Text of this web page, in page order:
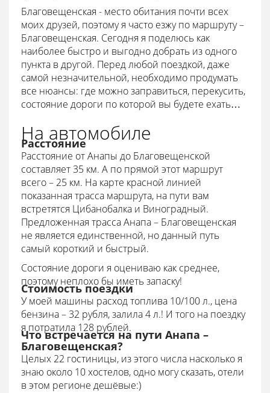
Благовещенская - место обитания почти всех
моих друзей, поэтому я часто езжу по маршруту –
Благовещенская. Сегодня я поделюсь как
наиболее быстро и выгодно добрать из одного
пункта в другой. Перед любой поездкой, даже
самой незначительной, необходимо продумать
все нюансы: где можно заправиться, перекусить,
состояние дороги по которой вы будете ехать…
На автомобиле
Расстояние
Расстояние от Анапы до Благовещенской
составляет 35 км. А по прямой этот маршрут
всего – 25 км. На карте красной линией
показанная трасса маршрута, на пути вам
встретятся Цибанобалка и Виноградный.
Предложенная трасса Анапа – Благовещенская
не является единственной, но данный путь
самый короткий и быстрый.
Состояние дороги я оцениваю как среднее,
поэтому неплохо бы иметь запаску!
Стоимость поездки
У моей машины расход топлива 10/100 л., цена
бензина – 32 рубля, залила 4 л.! И того на поездку
я потратила 128 рублей.
Что встречается на пути Анапа –
Благовещенская?
Целых 22 гостиницы, из этого числа насколько я
знаю около 10 хостелов, одно могу сказать, отели
в этом регионе дешёвые:)